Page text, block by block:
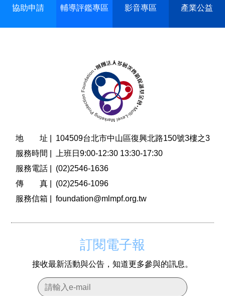
協助申請 輔導評鑑專區 影音專區 產業公益
地 址 |
104509台北市中山區復興北路150號3樓之3
服務時間 |
上班日9:00-12:30 13:30-17:30
服務電話 |
(02)2546-1636
傳 真 |
(02)2546-1096
服務信箱 |
foundation@mlmpf.org.tw
訂閱電子報
接收最新活動與公告，知道更多參與的訊息。